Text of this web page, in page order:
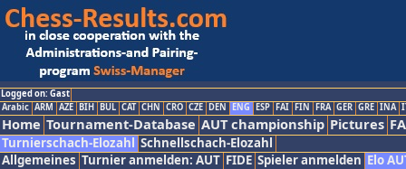
Logged on: Gast
Arabic ARM AZE BIH BUL CAT CHN CRO CZE DEN ENG ESP FAI FIN FRA GER GRE INA
Home Tournament-Database AUT championship Pictures
Turnierschach-Elozahl Schnellschach-Elozahl
Allgemeines Turnier anmelden: AUT FIDE Spieler anmelden Elo